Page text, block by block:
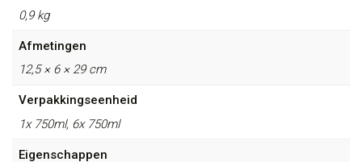
0,9 kg
Afmetingen
12,5 × 6 × 29 cm
Verpakkingseenheid
1x 750ml, 6x 750ml
Eigenschappen